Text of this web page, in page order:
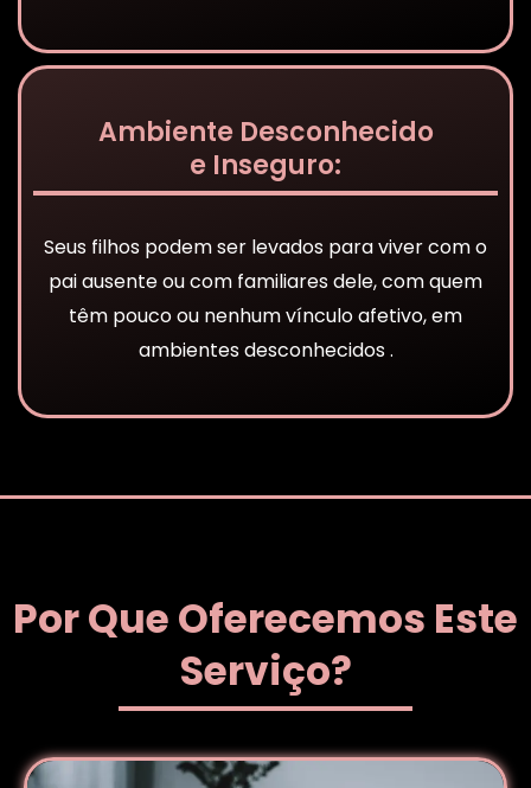
Ambiente Desconhecido
e Inseguro:
Seus filhos podem ser levados para viver com o
pai ausente ou com familiares dele, com quem
têm pouco ou nenhum vínculo afetivo, em
ambientes desconhecidos .
Por Que Oferecemos Este
Serviço?